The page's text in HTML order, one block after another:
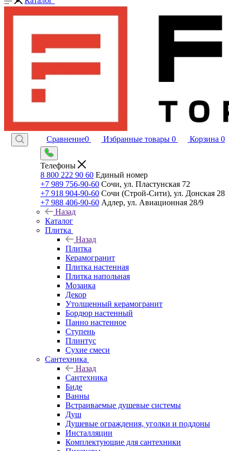
Сравнение0 Избранные товары 0 Корзина 0
Телефоны
8 800 222 90 60 Единый номер
+7 989 756-90-60 Сочи, ул. Пластунская 72
+7 918 904-90-60 Сочи (Строй-Сити), ул. Донская 28
+7 988 406-90-60 Адлер, ул. Авиационная 28/9
Назад
Каталог
Плитка
Назад
Плитка
Керамогранит
Плитка настенная
Плитка напольная
Мозаика
Декор
Утолщенный керамогранит
Бордюр настенный
Панно настенное
Ступень
Плинтус
Сухие смеси
Сантехника
Назад
Сантехника
Биде
Ванны
Встраиваемые душевые системы
Душ
Душевые ограждения, уголки и поддоны
Инсталляции
Комплектующие для сантехники